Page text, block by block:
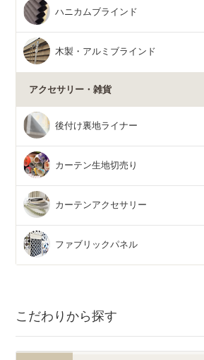
ハニカムブラインド
木製・アルミブラインド
アクセサリー・雑貨
後付け裏地ライナー
カーテン生地切売り
カーテンアクセサリー
ファブリックパネル
こだわりから探す